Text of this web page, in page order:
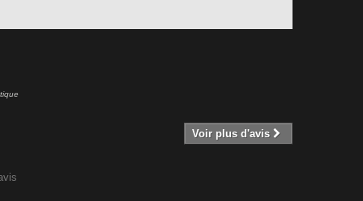
Voir plus d'avis